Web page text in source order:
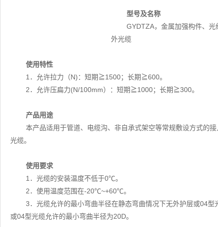
型号及名称
GYDTZA，金属加强构件、
外光缆
使用特性
1．允许拉力（N)：短期≧1500；长期≧600。
2．允许压扁力(N/100mm）：短期≧1000；长期≧300。
产品用途
本产品适用于管道、电缆沟、非自承式架空等常规敷设方式的
光缆。
使用要求
1．光缆的安装温度不低于0℃。
2．使用温度范围在-20℃~+60℃。
3．光缆允许的最小弯曲半径在静态弯曲情况下无外护层或04
或04型光缆允许的最小弯曲半径为20D。